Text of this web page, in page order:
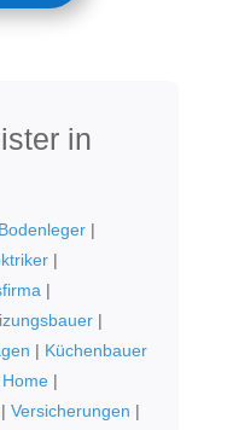
in
Bodenleger|
|
|
|
| Küchenbauer
|
| Versicherungen |